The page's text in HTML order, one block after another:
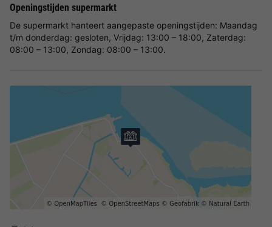
Openingstijden supermarkt
De supermarkt hanteert aangepaste openingstijden: Maandag
t/m donderdag: gesloten, Vrijdag: 13:00 – 18:00, Zaterdag:
08:00 – 13:00, Zondag: 08:00 – 13:00.